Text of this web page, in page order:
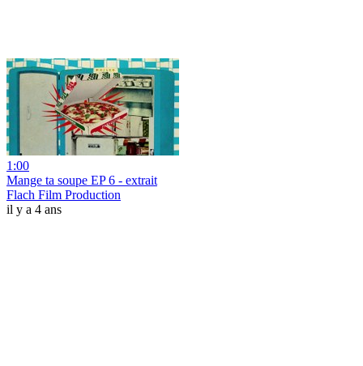
1:00
Mange ta soupe EP 6 - extrait
Flach Film Production
il y a 4 ans